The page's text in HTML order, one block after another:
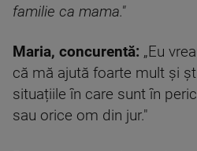
familie ca mama."
Maria, concurentă: „Eu
că mă ajută foarte mult și
situațiile în care sunt în
sau orice om din jur."